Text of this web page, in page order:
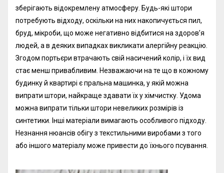
зберігають відокремлену атмосферу. Будь-які штори
потребують відходу, оскільки на них накопичується пил,
бруд, мікроби, що може негативно відбитися на здоров’я
людей, а в деяких випадках викликати алергійну реакцію.
Згодом портьєри втрачають свій насичений колір, і їх вид
стає менш привабливим. Незважаючи на те що в кожному
будинку й квартирі є пральна машинка, у якій можна
випрати штори, найкраще здавати їх у хімчистку. Удома
можна випрати тільки штори невеликих розмірів із
синтетики. Інші матеріали вимагають особливого підходу.
Незнання нюансів обігу з текстильними виробами з того
або іншого матеріалу може привести до їхнього псування.